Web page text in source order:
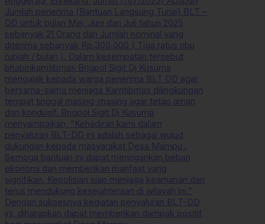
Jumlah penerima (Bantuan Langsung Tunai) BLT –
DD untuk bulan Mei, Juni dan Juli tahun 2025
sebanyak 21 Orang dan Jumlah nominal yang
diterima sebanyak Rp.300.000 ( Tiga ratus ribu
rupiah / bulan ). Dalam kesempatan tersebut
bhabinkamtibmas Brigpol Sigit Dj Kusuma
mengajak kepada warga penerima BLT DD agar
bersama-sama menjaga Kamtibmas dilingkungan
tempat tinggal masing-masing agar tetap aman
dan kondusif. Brigpol Sigit Dj Kusuma
menyampaikan, “Kehadiran kami dalam
penyaluran BLT-DD ini adalah sebagai wujud
dukungan kepada masyarakat Desa Mampu .
Semoga bantuan ini dapat meringankan beban
ekonomi dan memberikan manfaat yang
signifikan. Kepolisian siap menjaga keamanan dan
terus mendukung kesejahteraan di wilayah ini.”
Dengan suksesnya kegiatan penyaluran BLT-DD
ini, diharapkan dapat memberikan dampak positif